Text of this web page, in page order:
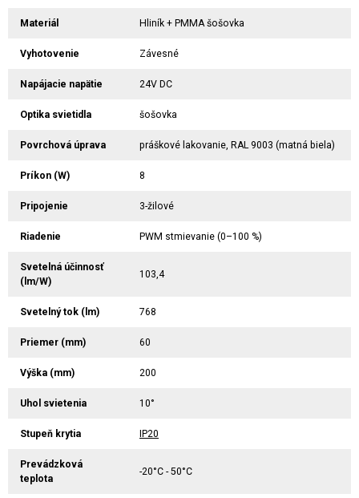
Materiál Hliník + PMMA šošovka
Vyhotovenie Závesné
Napájacie napätie 24V DC
Optika svietidla šošovka
Povrchová úprava práškové lakovanie, RAL 9003 (matná biela)
Príkon (W) 8
Pripojenie 3-žilové
Riadenie PWM stmievanie (0–100 %)
Svetelná účinnosť
(lm/W)
103,4
Svetelný tok (lm) 768
Priemer (mm) 60
Výška (mm) 200
Uhol svietenia 10°
Stupeň krytia IP20
Prevádzková
teplota
-20°C - 50°C